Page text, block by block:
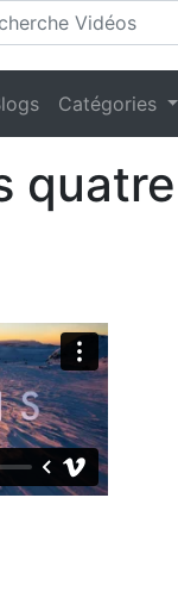
Catégories